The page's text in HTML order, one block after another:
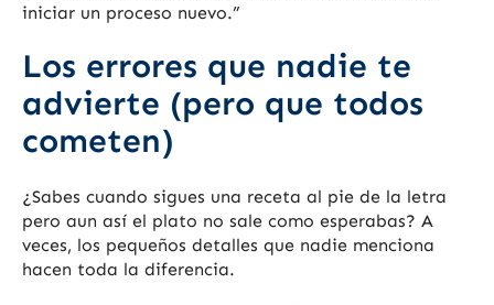
iniciar un proceso nuevo.”
Los errores que nadie te
advierte (pero que todos
cometen)
¿Sabes cuando sigues una receta al pie de la letra
pero aun así el plato no sale como esperabas? A
veces, los pequeños detalles que nadie menciona
hacen toda la diferencia.